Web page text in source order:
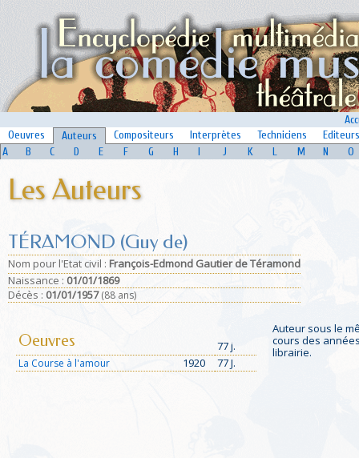
Oeuvres
Auteurs Compositeurs Interprètes Techniciens
Editeurs
A
B C D E F G H I J K L M N O
Les Auteurs
TÉRAMOND (Guy de)
Nom pour l'Etat civil : François-Edmond Gautier de Téramond
Naissance : 01/01/1869
Décès : 01/01/1957(88 ans)
Oeuvres 77 j.
La Course à l'amour 1920 77 J.
Auteur sous le
cours des
librairie.